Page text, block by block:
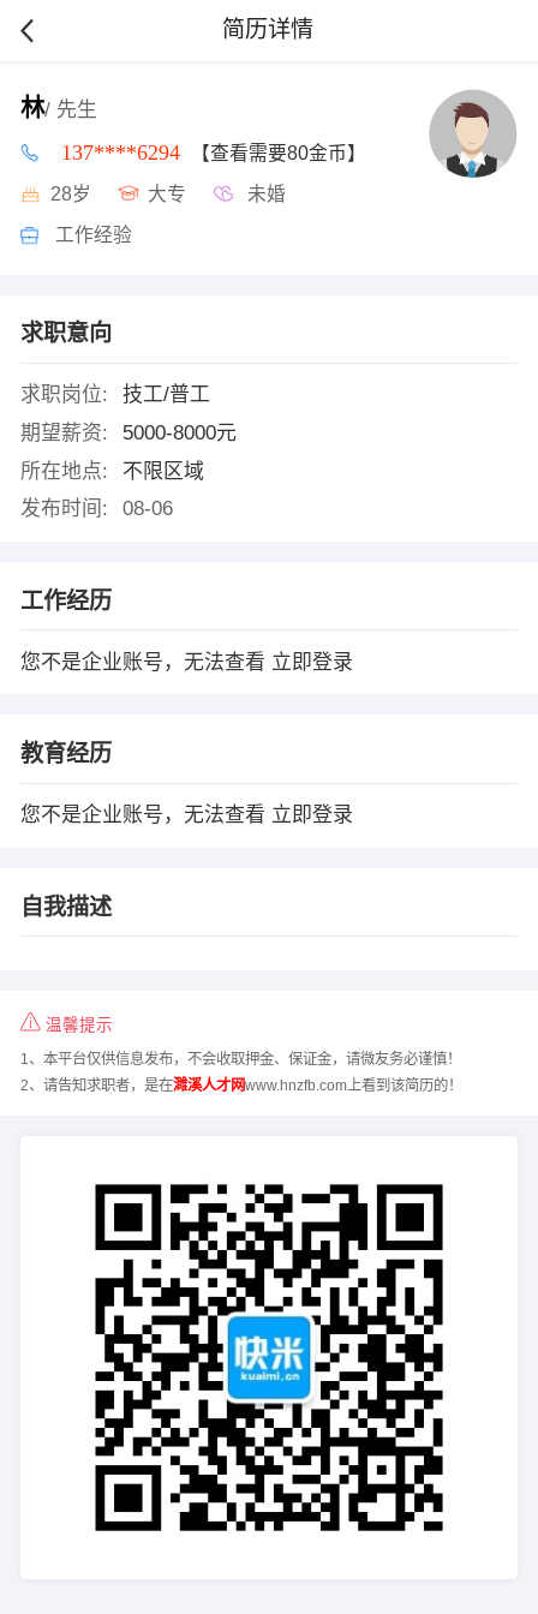
简历详情
林/ 先生
137****6294 【查看需要80金币】
28岁 大专 未婚
工作经验
求职意向
求职岗位:
技工/普工
期望薪资:
5000-8000元
所在地点:
不限区域
发布时间:
08-06
工作经历
您不是企业账号，无法查看 立即登录
教育经历
您不是企业账号，无法查看 立即登录
自我描述
温馨提示
1、本平台仅供信息发布，不会收取押金、保证金，请微友务必谨慎！
2、请告知求职者，是在濉溪人才网www.hnzfb.com上看到该简历的！